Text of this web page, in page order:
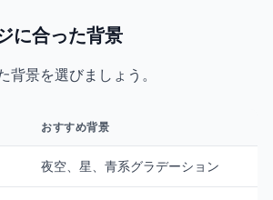
に合った背景
背景を選びましょう。
おすすめ背景
夜空、星、青系グラデーション